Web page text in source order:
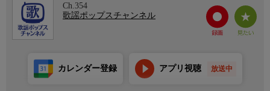
Ch.354
歌謡ポップスチャンネル
カレンダー登録 アプリ視聴 放送中